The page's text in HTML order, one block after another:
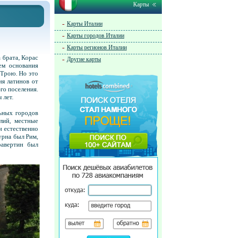
брата, Корас
основания
Трою. Но это
латинов от
поселения.
лет.
городов
местные
был Рим,
был
Карты
Карты Италии
Карты городов Италии
Карты регионов Италии
Другие карты